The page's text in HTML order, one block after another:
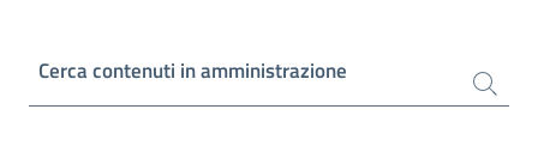
Cerca contenuti in amministrazione